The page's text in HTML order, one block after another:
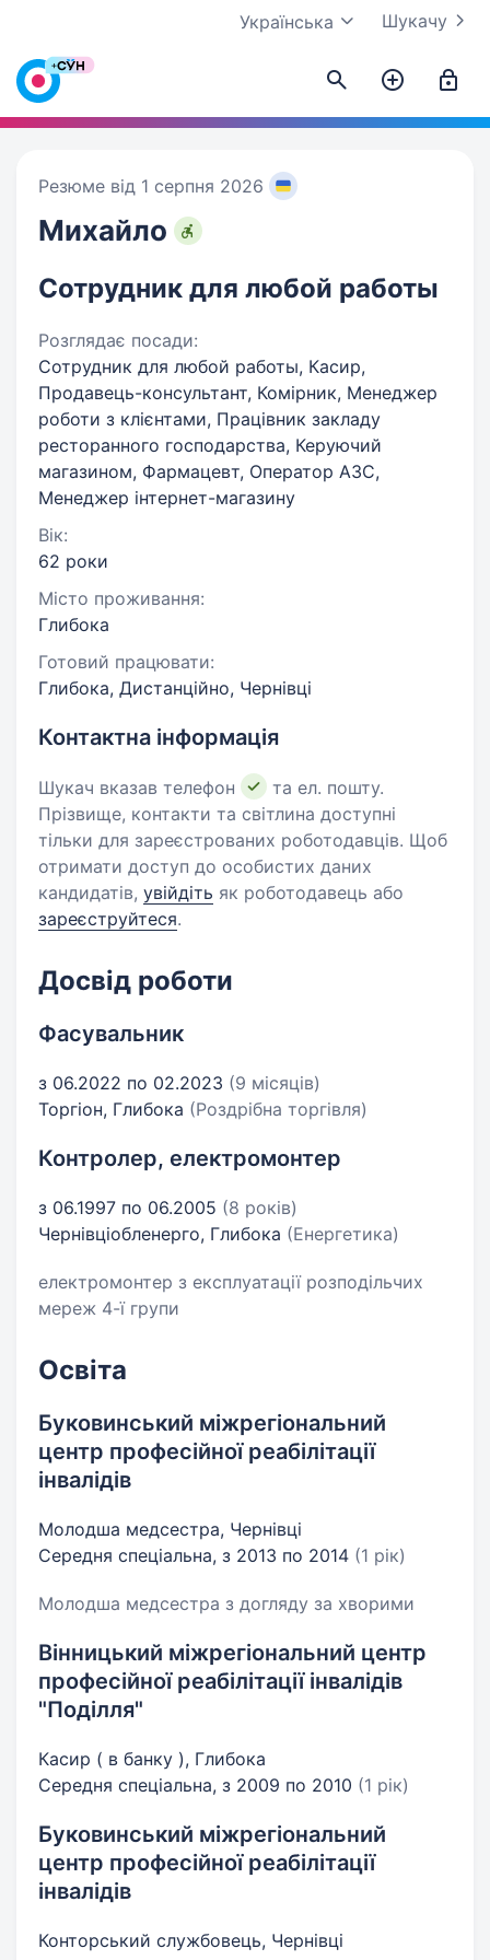
Шукачу
Українська
Резюме від 1 серпня 2026
Михайло
Сотрудник для любой работы
Розглядає посади:
Сотрудник для любой работы, Касир,
Продавець-консультант, Комірник, Менеджер
роботи з клієнтами, Працівник закладу
ресторанного господарства, Керуючий
магазином, Фармацевт, Оператор АЗС,
Менеджер інтернет-магазину
Вік:
62 роки
Місто проживання:
Глибока
Готовий працювати:
Глибока, Дистанційно, Чернівці
Контактна інформація
Шукач вказав телефон
та ел. пошту.
Прізвище, контакти та світлина доступні
тільки для зареєстрованих роботодавців. Щоб
отримати доступ до особистих даних
кандидатів, увійдіть як роботодавець або
зареєструйтеся.
Досвід роботи
Фасувальник
з 06.2022 по 02.2023 (9 місяців)
Торгіон, Глибока (Роздрібна торгівля)
Контролер, електромонтер
з 06.1997 по 06.2005 (8 років)
Чернівціобленерго, Глибока (Енергетика)
електромонтер з експлуатації розподільчих
мереж 4-ї групи
Освіта
Буковинський міжрегіональний
центр професійної реабілітації
інвалідів
Молодша медсестра, Чернівці
Середня спеціальна, з 2013 по 2014 (1 рік)
Молодша медсестра з догляду за хворими
Вінницький міжрегіональний центр
професійної реабілітації інвалідів
"Поділля"
Касир ( в банку ), Глибока
Середня спеціальна, з 2009 по 2010 (1 рік)
Буковинський міжрегіональний
центр професійної реабілітації
інвалідів
Конторський службовець, Чернівці